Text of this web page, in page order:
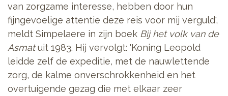
van zorgzame interesse, hebben door hun
fijngevoelige attentie deze reis voor mij verguld',
meldt Simpelaere in zijn boek Bij het volk van de
Asmatuit 1983. Hij vervolgt: 'Koning Leopold
leidde zelf de expeditie, met de nauwlettende
zorg, de kalme onverschrokkenheid en het
overtuigende gezag die met elkaar zeer